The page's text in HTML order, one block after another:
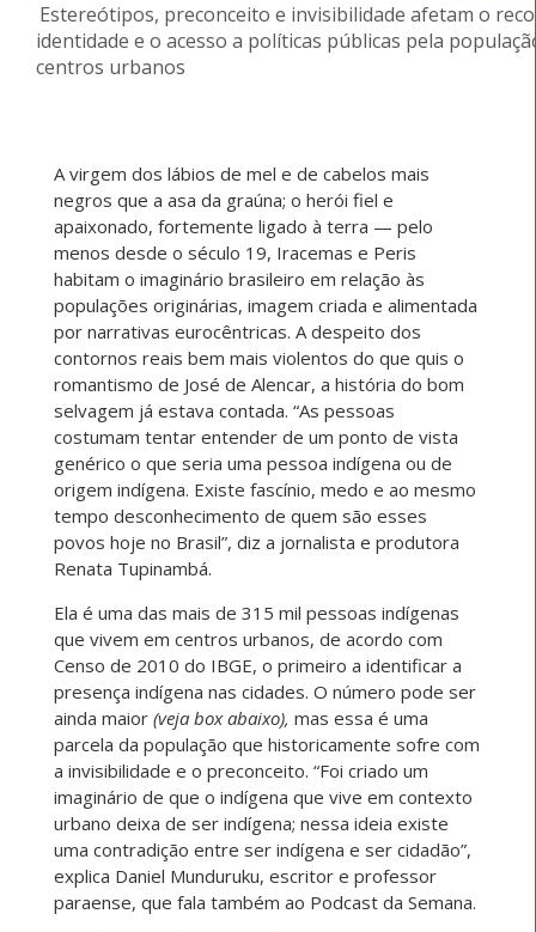
Estereótipos, preconceito e invisibilidade afetam o
identidade e o acesso a políticas públicas pela
centros urbanos
A virgem dos lábios de mel e de cabelos mais
negros que a asa da graúna; o herói fiel e
apaixonado, fortemente ligado à terra — pelo
menos desde o século 19, Iracemas e Peris
habitam o imaginário brasileiro em relação às
populações originárias, imagem criada e alimentada
por narrativas eurocêntricas. A despeito dos
contornos reais bem mais violentos do que quis o
romantismo de José de Alencar, a história do bom
selvagem já estava contada. “As pessoas
costumam tentar entender de um ponto de vista
genérico o que seria uma pessoa indígena ou de
origem indígena. Existe fascínio, medo e ao mesmo
tempo desconhecimento de quem são esses
povos hoje no Brasil”, diz a jornalista e produtora
Renata Tupinambá.
Ela é uma das mais de 315 mil pessoas indígenas
que vivem em centros urbanos, de acordo com
Censo de 2010 do IBGE, o primeiro a identificar a
presença indígena nas cidades. O número pode ser
ainda maior (veja box abaixo), mas essa é uma
parcela da população que historicamente sofre com
a invisibilidade e o preconceito. “Foi criado um
imaginário de que o indígena que vive em contexto
urbano deixa de ser indígena; nessa ideia existe
uma contradição entre ser indígena e ser cidadão”,
explica Daniel Munduruku, escritor e professor
paraense, que fala também ao Podcast da Semana.